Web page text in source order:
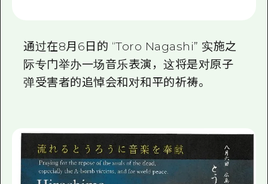
通过在8月6日的 “Toro Nagashi” 实施之
际专门举办一场音乐表演，这将是对原子
弹受害者的追悼会和对和平的祈祷。